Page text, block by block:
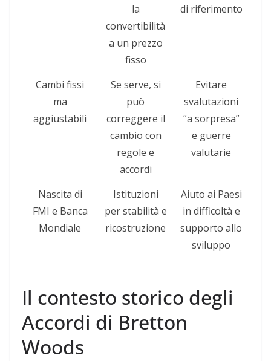
la
convertibilità
a un prezzo
fisso
di riferimento
Cambi fissi
ma
aggiustabili
Se serve, si
può
correggere il
cambio con
regole e
accordi
Evitare
svalutazioni
“a sorpresa”
e guerre
valutarie
Nascita di
FMI e Banca
Mondiale
Istituzioni
per stabilità e
ricostruzione
Aiuto ai Paesi
in difficoltà e
supporto allo
sviluppo
Il contesto storico degli
Accordi di Bretton
Woods